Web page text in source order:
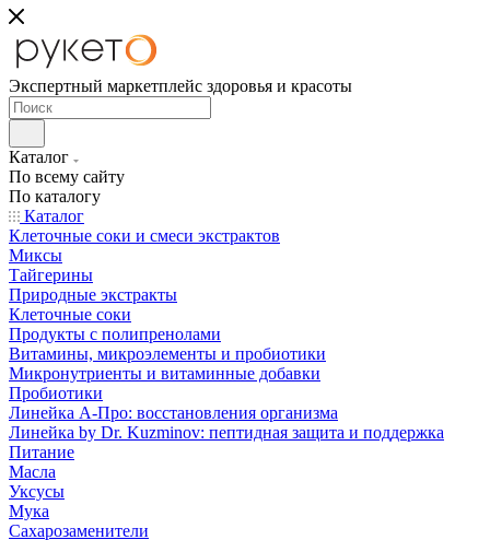
Экспертный маркетплейс здоровья и красоты
Каталог
По всему сайту
По каталогу
Каталог
Клеточные соки и смеси экстрактов
Миксы
Тайгерины
Природные экстракты
Клеточные соки
Продукты с полипренолами
Витамины, микроэлементы и пробиотики
Микронутриенты и витаминные добавки
Пробиотики
Линейка А-Про: восстановления организма
Линейка by Dr. Kuzminov: пептидная защита и поддержка
Питание
Масла
Уксусы
Мука
Сахарозаменители